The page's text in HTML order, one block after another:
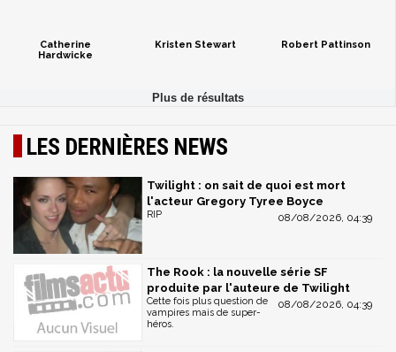
Catherine
Hardwicke
Kristen Stewart Robert Pattinson
LES DERNIÈRES NEWS
Twilight : on sait de quoi est mort
l'acteur Gregory Tyree Boyce
08/08/2026, 04:39
RIP
The Rook : la nouvelle série SF
produite par l'auteure de Twilight
08/08/2026, 04:39
Cette fois plus question de
vampires mais de super-
héros.